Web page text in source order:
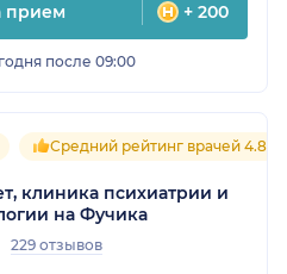
прием + 200
после 09:00
Средний рейтинг врачей 4.8
клиника психиатрии и
на Фучика
229 отзывов